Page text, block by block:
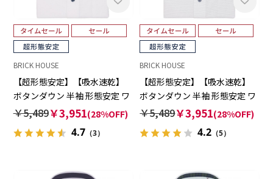
BRICK HOUSE
【超形態安定】【吸水速乾】
ボタンダウン 半袖 形態安定 ワ
イシャツ
￥5,489￥3,951(28%OFF)
4.7（3）
BRICK HOUSE
【超形態安定】【吸水速乾】
ボタンダウン 半袖 形態安定 ワ
イシャツ
￥5,489￥3,951(28%OFF)
4.2 （5）